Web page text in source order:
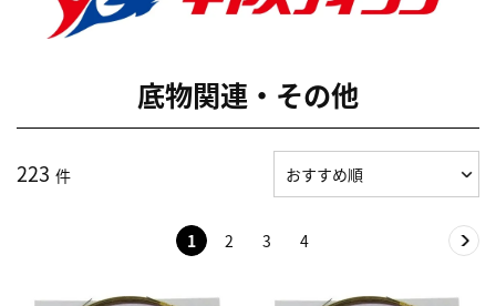
底物関連・その他
223 件
1 2 3 4